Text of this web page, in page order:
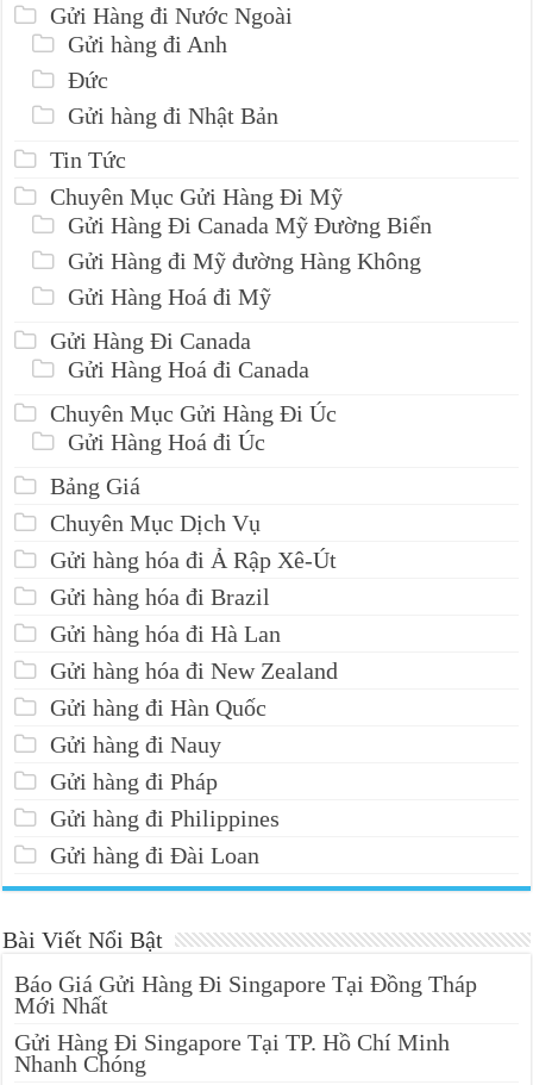
Gửi Hàng đi Nước Ngoài
Gửi hàng đi Anh
Đức
Gửi hàng đi Nhật Bản
Tin Tức
Chuyên Mục Gửi Hàng Đi Mỹ
Gửi Hàng Đi Canada Mỹ Đường Biển
Gửi Hàng đi Mỹ đường Hàng Không
Gửi Hàng Hoá đi Mỹ
Gửi Hàng Đi Canada
Gửi Hàng Hoá đi Canada
Chuyên Mục Gửi Hàng Đi Úc
Gửi Hàng Hoá đi Úc
Bảng Giá
Chuyên Mục Dịch Vụ
Gửi hàng hóa đi Ả Rập Xê-Út
Gửi hàng hóa đi Brazil
Gửi hàng hóa đi Hà Lan
Gửi hàng hóa đi New Zealand
Gửi hàng đi Hàn Quốc
Gửi hàng đi Nauy
Gửi hàng đi Pháp
Gửi hàng đi Philippines
Gửi hàng đi Đài Loan
Bài Viết Nổi Bật
Báo Giá Gửi Hàng Đi Singapore Tại Đồng Tháp
Mới Nhất
Gửi Hàng Đi Singapore Tại TP. Hồ Chí Minh
Nhanh Chóng